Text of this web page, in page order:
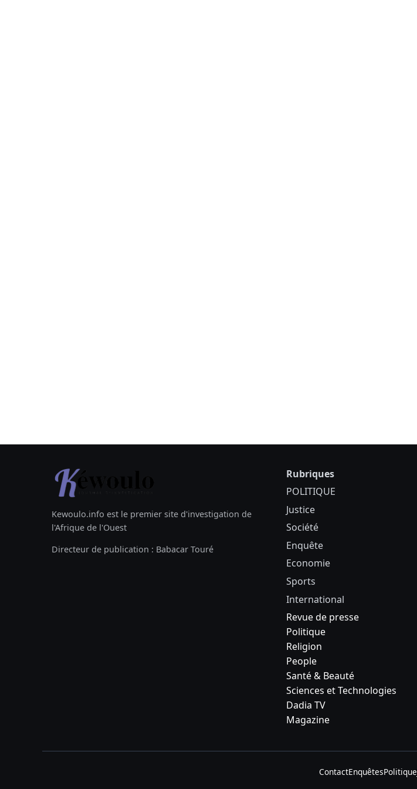
Kewoulo.info est le premier site d'investigation de
l'Afrique de l'Ouest
Directeur de publication : Babacar Touré
Rubriques
POLITIQUE
Justice
Société
Enquête
Economie
Sports
International
Revue de presse
Politique
Religion
People
Santé & Beauté
Sciences et Technologies
Dadia TV
Magazine
ContactEnquêtesPolitique